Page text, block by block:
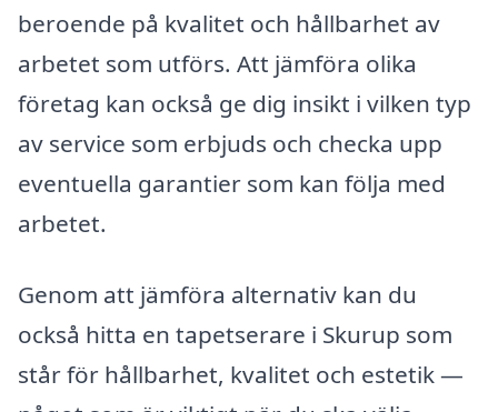
beroende på kvalitet och hållbarhet av
arbetet som utförs. Att jämföra olika
företag kan också ge dig insikt i vilken typ
av service som erbjuds och checka upp
eventuella garantier som kan följa med
arbetet.
Genom att jämföra alternativ kan du
också hitta en tapetserare i Skurup som
står för hållbarhet, kvalitet och estetik —